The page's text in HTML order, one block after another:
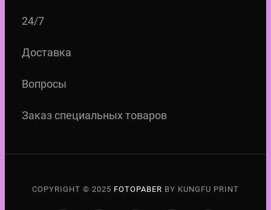
24/7
Доставка
Вопросы
Заказ специальных товаров
COPYRIGHT © 2025 FOTOPABER BY KUNGFU PRINT